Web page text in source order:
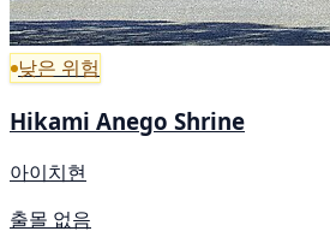
낮은 위험
Hikami Anego Shrine
아이치현
출몰 없음